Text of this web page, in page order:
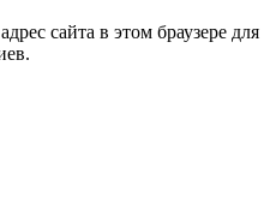
сайта в этом браузере для